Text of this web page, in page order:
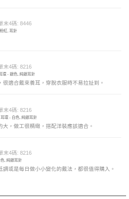
末4碼: 8446
紅, 耳針
末4碼: 8216
環 - 銀色, 純銀耳針
很適合戴來養耳，穿脫衣服時不易拉扯到。
末4碼: 8216
環 - 白色, 純銀耳針
大，做工很精緻，搭配洋裝應該適合。
末4碼: 8216
, 純銀耳針
調或是每日做小小變化的戴法，都很值得購入。